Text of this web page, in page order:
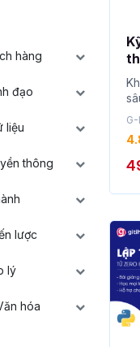
hàng
đạo
liệu
thông
lược
lý
hóa
G-